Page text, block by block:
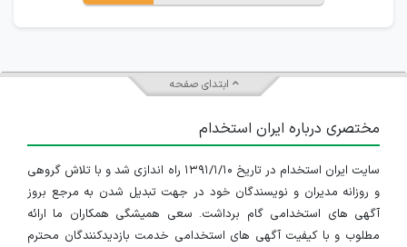
ابتدای صفحه
مختصری درباره ایران استخدام
سایت ایران استخدام در تاریخ ۱۳۹۱/۱/۱۰ راه اندازی شد و با تلاش گروهی
و روزانه مدیران و نویسندگان خود در جهت تبدیل شدن به مرجع بروز
آگهی های استخدامی گام برداشت. سعی همیشگی همکاران ما ارائه
مطلوب و با کیفیت آگهی های استخدامی خدمت بازدیدکنندگان محترم